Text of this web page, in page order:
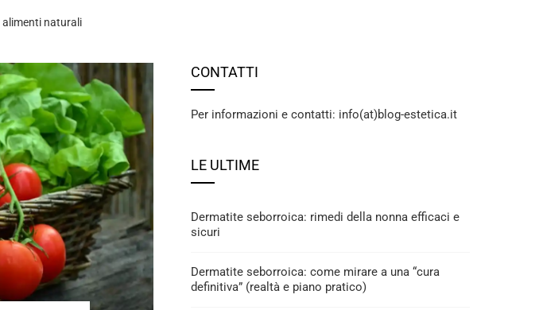
alimenti naturali
CONTATTI
Per informazioni e contatti: info(at)blog-estetica.it
LE ULTIME
Dermatite seborroica: rimedi della nonna efficaci e
sicuri
Dermatite seborroica: come mirare a una “cura
definitiva” (realtà e piano pratico)